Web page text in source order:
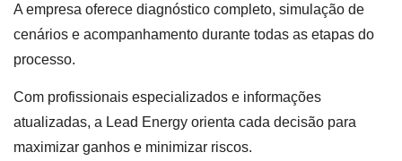
A empresa oferece diagnóstico completo, simulação de
cenários e acompanhamento durante todas as etapas do
processo.
Com profissionais especializados e informações
atualizadas, a Lead Energy orienta cada decisão para
maximizar ganhos e minimizar riscos.